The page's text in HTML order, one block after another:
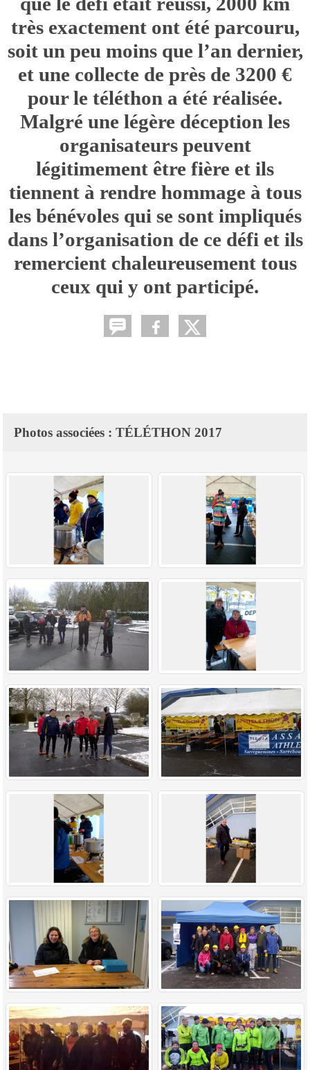
très exactement ont été parcouru,
soit un peu moins que l’an dernier,
et une collecte de près de 3200 €
pour le téléthon a été réalisée.
Malgré une légère déception les
organisateurs peuvent
légitimement être fière et ils
tiennent à rendre hommage à tous
les bénévoles qui se sont impliqués
dans l’organisation de ce défi et ils
remercient chaleureusement tous
ceux qui y ont participé.
Photos associées : TÉLÉTHON 2017